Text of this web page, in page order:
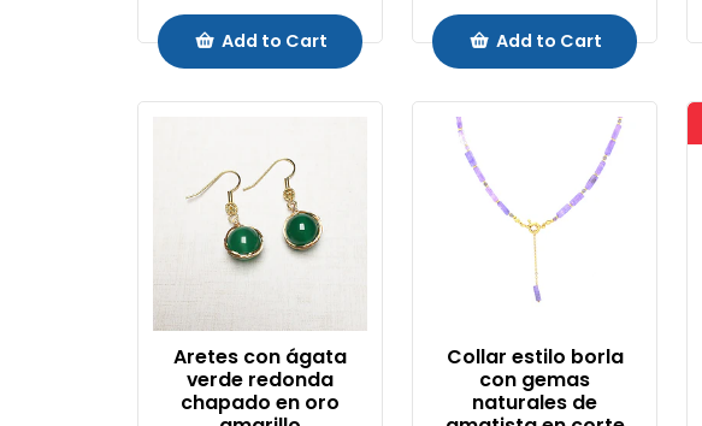
Add to Cart Add to Cart
Aretes con ágata
verde redonda
chapado en oro
Collar estilo borla
con gemas
naturales de